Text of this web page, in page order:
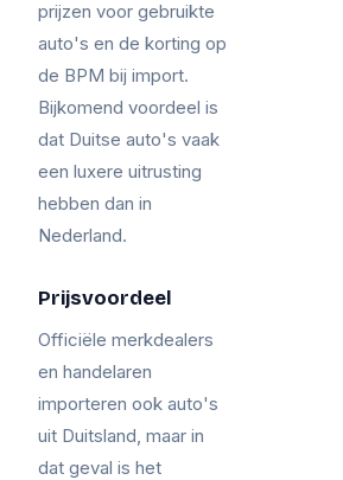
prijzen voor gebruikte
auto's en de korting op
de BPM bij import.
Bijkomend voordeel is
dat Duitse auto's vaak
een luxere uitrusting
hebben dan in
Nederland.
Prijsvoordeel
Officiële merkdealers
en handelaren
importeren ook auto's
uit Duitsland, maar in
dat geval is het